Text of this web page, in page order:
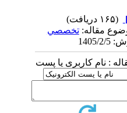
مقاله:تخصصي
: نام کاربری یا پست